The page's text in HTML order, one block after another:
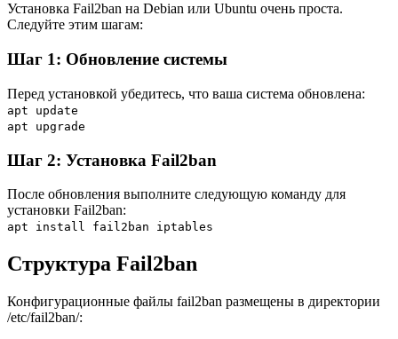
Установка Fail2ban на Debian или Ubuntu очень проста.
Следуйте этим шагам:
Шаг 1: Обновление системы
Перед установкой убедитесь, что ваша система обновлена:
apt update
apt upgrade
Шаг 2: Установка Fail2ban
После обновления выполните следующую команду для
установки Fail2ban:
apt install fail2ban iptables
Структура Fail2ban
Конфигурационные файлы fail2ban размещены в директории
/etc/fail2ban/: